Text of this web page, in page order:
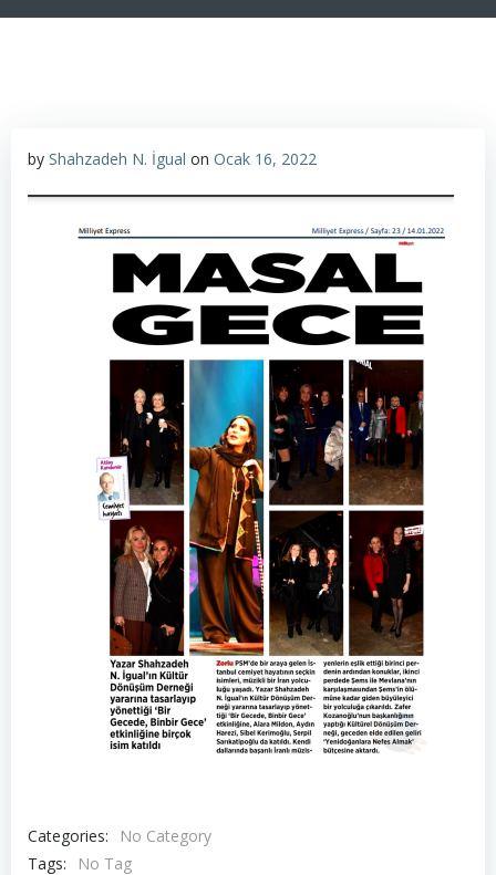
by Shahzadeh N. İgual on Ocak 16, 2022
Categories:
No Category
Tags:
No Tag